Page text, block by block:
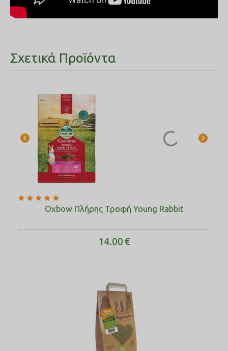
Σχετικά Προϊόντα
Oxbow Πλήρης Τροφή Young Rabbit
14.00€